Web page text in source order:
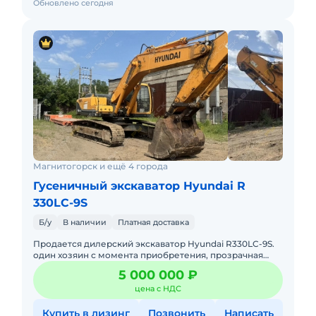
Обновлено сегодня
Магнитогорск и ещё 4 города
Гусеничный экскаватор Hyundai R
330LC-9S
Б/у В наличии Платная доставка
Продается дилерский экскаватор Hyundai R330LC-9S.
один хозяин с момента приобретения, прозрачная
история эксплуатации. проведены все ТО по
регламенту с использо5 000 000 ₽
цена с НДС
Купить в лизинг Позвонить Написать